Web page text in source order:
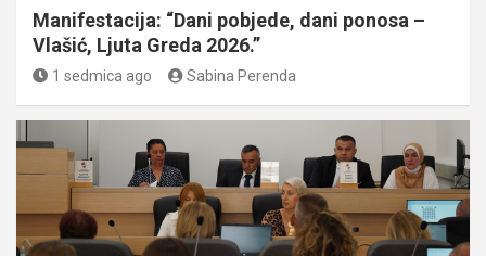
Manifestacija: “Dani pobjede, dani ponosa –
Vlašić, Ljuta Greda 2026.”
1 sedmica ago Sabina Perenda